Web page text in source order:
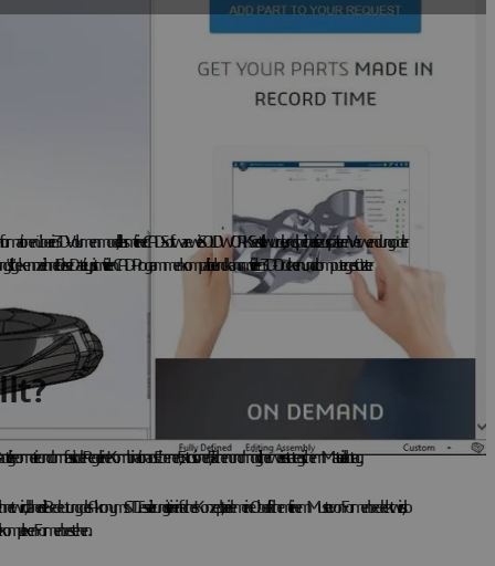
Informationen über ein 3D-Volumenmodell, das mit einer CAD-Software wie SOLIDWORKS erstellt wurde, und speichert sie zur späteren Verwendung oder
".stl" gekennzeichnet. Dieser Dateityp ist mit vielen CAD-Programmen kompatibel und kann mit vielen 3D-Druckern und computergestützter
und umfasst in der Regel eine Kombination aus Ebenen, Extrusionen, Flächen und möglicherweise strategischem Materialabtrag.
wird, daher die Bedeutung des Akronyms STL. Tesselierung ist ein einfaches Konzept, bei dem eine Oberfläche mit einem Muster von Formen bedeckt wird, so
komplexen Formen bestehen.